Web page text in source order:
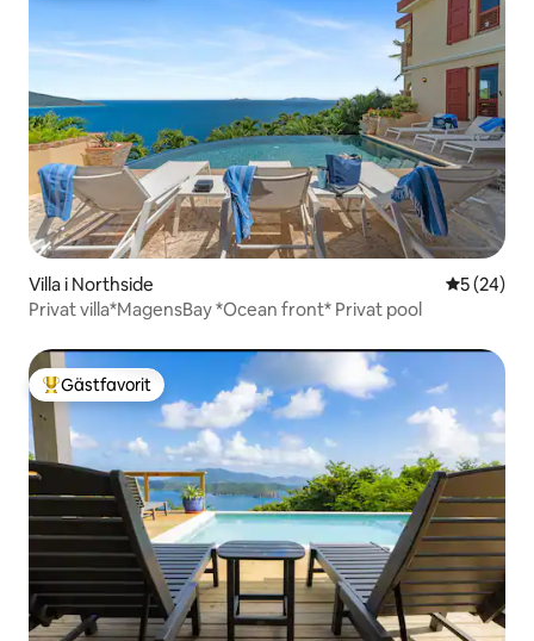
Villa i Northside 5 av 5 i
5 (24)
Privat villa*MagensBay *Ocean front* Privat pool
Populär gästfavorit
Gästfavorit